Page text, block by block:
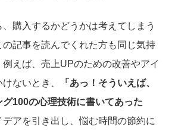
購入するかどうかは考えてしまう
の記事を読んでくれた方も同じ気持
えば、売上UPのための改善やアイ
ないとき、
「あっ！そういえば、
100の心理技術に書いてあった
デアを引き出し、悩む時間の節約に